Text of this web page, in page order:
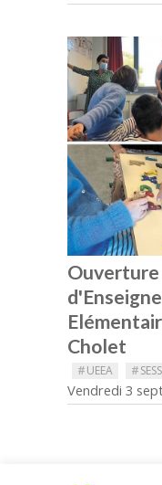
Cholet
#UEEA #
Vendredi 3